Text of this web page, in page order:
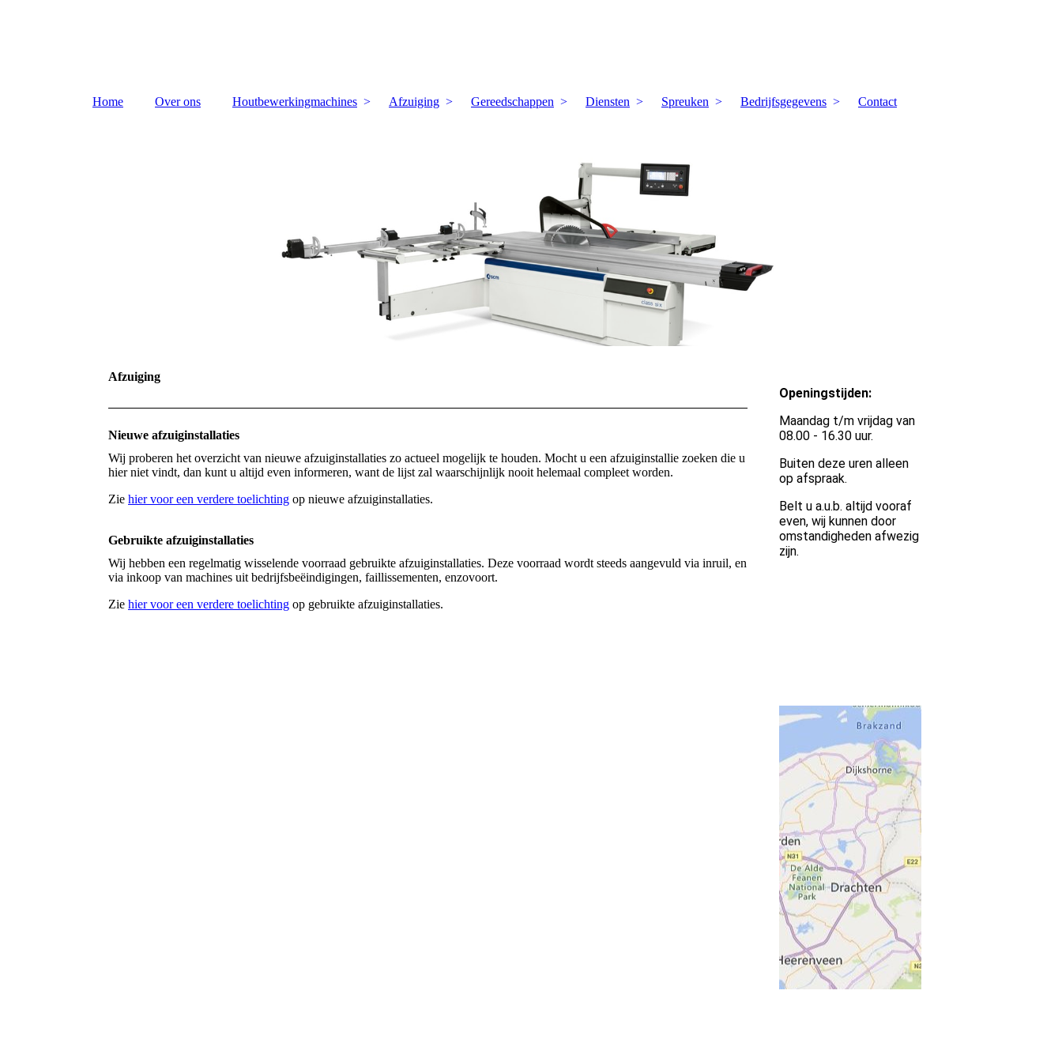
Home Over ons Houtbewerkingmachines Afzuiging Gereedschappen Diensten Spreuken Bedrijfsgegevens Contact
Afzuiging
Nieuwe afzuiginstallaties
Wij proberen het overzicht van nieuwe afzuiginstallaties zo actueel mogelijk te houden. Mocht u een afzuiginstallie zoeken die u
hier niet vindt, dan kunt u altijd even informeren, want de lijst zal waarschijnlijk nooit helemaal compleet worden.
Zie hier voor een verdere toelichting op nieuwe afzuiginstallaties.
Gebruikte afzuiginstallaties
Wij hebben een regelmatig wisselende voorraad gebruikte afzuiginstallaties. Deze voorraad wordt steeds aangevuld via inruil, en
via inkoop van machines uit bedrijfsbeëindigingen, faillissementen, enzovoort.
Zie hier voor een verdere toelichting op gebruikte afzuiginstallaties.
Openingstijden:
Maandag t/m vrijdag van
08.00 - 16.30 uur.
Buiten deze uren alleen
op afspraak.
Belt u a.u.b. altijd vooraf
even, wij kunnen door
omstandigheden afwezig
zijn.